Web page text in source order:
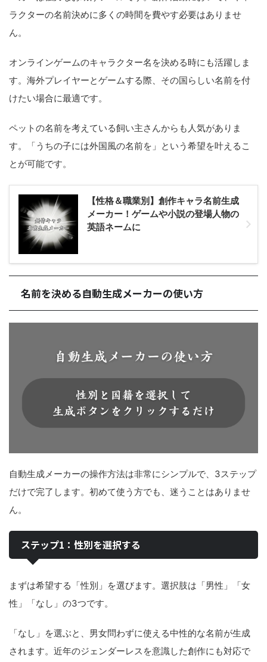
ラクターの名前決めに多くの時間を費やす必要はありませ
ん。
オンラインゲームのキャラクター名を決める時にも活躍しま
す。海外プレイヤーとゲームする際、その国らしい名前を付
けたい場合に最適です。
ペットの名前を考えている飼い主さんからも人気がありま
す。「うちの子には外国風の名前を」という希望を叶えるこ
とが可能です。
【性格＆職業別】創作キャラ名前生成
メーカー！ゲームや小説の登場人物の
英語ネームに
名前を決める自動生成メーカーの使い方
自動生成メーカーの操作方法は非常にシンプルで、3ステップ
だけで完了します。初めて使う方でも、迷うことはありませ
ん。
ステップ1：性別を選択する
まずは希望する「性別」を選びます。選択肢は「男性」「女
性」「なし」の3つです。
「なし」を選ぶと、男女問わずに使える中性的な名前が生成
されます。近年のジェンダーレスを意識した創作にも対応で